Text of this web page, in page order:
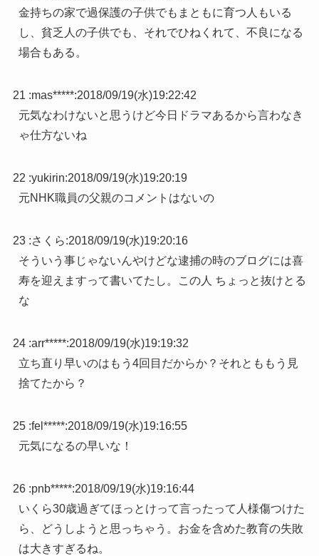
金持ちの家で過保護の子供でもまともに育つ人もいる
し、貧乏人の子供でも、それでひねくれて、不良になる
場合もある。
21 :mas*****:2018/09/19(水)19:22:42
元気なわけないと思うけど今日ドラマあるから言わなき
ゃ仕方ないね
22 :yukirin:2018/09/19(水)19:20:19
元NHK職員の父親のコメントはないの
23 :さくら:2018/09/19(水)19:20:16
そういう事じゃないんやけどな逮捕の時のブログには喜
寿を迎えますって書いてたし。この人 ちょっと抜けとる
な
24 :arr*****:2018/09/19(水)19:19:32
立ち直り早いのはもう4回目だからか？それとももう見
捨てたから？
25 :fel*****:2018/09/19(水)19:16:55
元気になるの早いな！
26 :pnb*****:2018/09/19(水)19:16:44
いくら30歳過ぎてほっとけって言ったって人様傷つけた
ら、どうしようと思っちゃう。お金を含めた教育の失敗
は大きすぎるね。